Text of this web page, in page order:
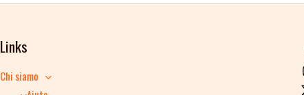
Links
Chi siamo